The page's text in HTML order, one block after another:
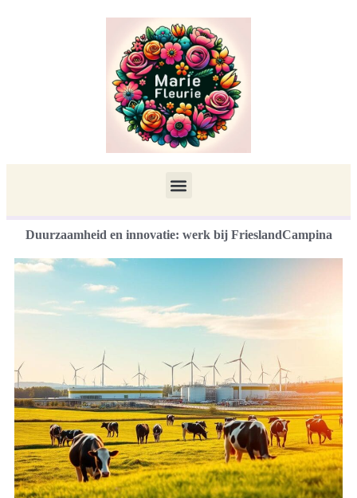
Duurzaamheid en innovatie: werk bij FrieslandCampina